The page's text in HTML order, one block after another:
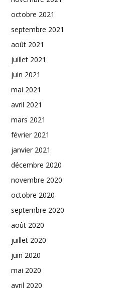
octobre 2021
septembre 2021
août 2021
juillet 2021
juin 2021
mai 2021
avril 2021
mars 2021
février 2021
janvier 2021
décembre 2020
novembre 2020
octobre 2020
septembre 2020
août 2020
juillet 2020
juin 2020
mai 2020
avril 2020